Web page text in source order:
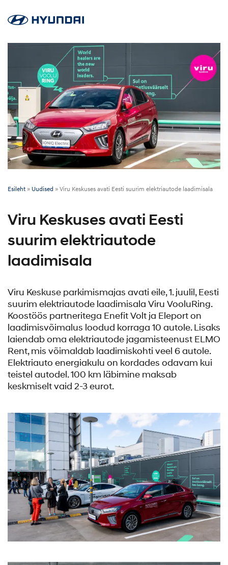
Esileht » Uudised » Viru Keskuses avati Eesti suurim elektriautode laadimisala
Viru Keskuses avati Eesti
suurim elektriautode
laadimisala
Viru Keskuse parkimismajas avati eile, 1. juulil, Eesti
suurim elektriautode laadimisala Viru VooluRing.
Koostöös partneritega Enefit Volt ja Eleport on
laadimisvõimalus loodud korraga 10 autole. Lisaks
laiendab oma elektriautode jagamisteenust ELMO
Rent, mis võimaldab laadimiskohti veel 6 autole.
Elektriauto energiakulu on kordades odavam kui
teistel autodel. 100 km läbimine maksab
keskmiselt vaid 2-3 eurot.